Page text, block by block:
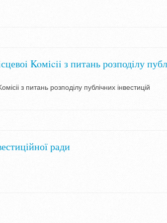
Koміcii з питань розподiлу
з питань розподiлу публiчних iнвестицiй
ради